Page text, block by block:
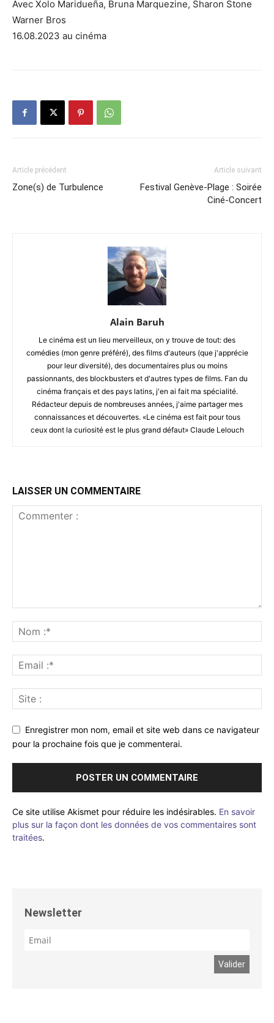
Avec Xolo Maridueña, Bruna Marquezine, Sharon Stone
Warner Bros
16.08.2023 au cinéma
Article précédent
Zone(s) de Turbulence
Article suivant
Festival Genève-Plage : Soirée
Ciné-Concert
Alain Baruh
Le cinéma est un lieu merveilleux, on y trouve de tout: des
comédies (mon genre préféré), des films d'auteurs (que j'apprécie
pour leur diversité), des documentaires plus ou moins
passionnants, des blockbusters et d'autres types de films. Fan du
cinéma français et des pays latins, j'en ai fait ma spécialité.
Rédacteur depuis de nombreuses années, j'aime partager mes
connaissances et découvertes. «Le cinéma est fait pour tous
ceux dont la curiosité est le plus grand défaut» Claude Lelouch
LAISSER UN COMMENTAIRE
Enregistrer mon nom, email et site web dans ce navigateur
pour la prochaine fois que je commenterai.
Ce site utilise Akismet pour réduire les indésirables. En savoir
plus sur la façon dont les données de vos commentaires sont
traitées.
Newsletter